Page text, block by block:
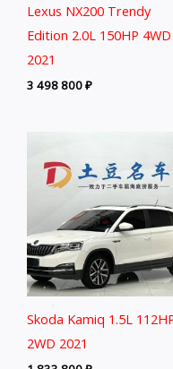
Lexus NX200 Trendy
Edition 2.0L 150HP 4WD
2021
3 498 800₽
Skoda Kamiq 1.5L
2WD 2021